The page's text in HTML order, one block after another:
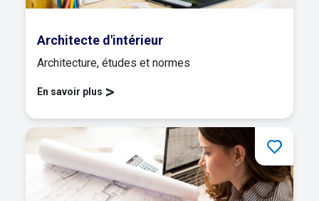
Architecte d'intérieur
Architecture, études et normes
En savoir plus >